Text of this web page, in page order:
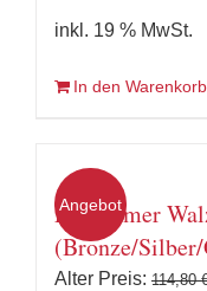
inkl. 19 % MwSt.
In den Warenkorb
Angebot
Langsamer
(Bronze/
Alter Preis: 114,80